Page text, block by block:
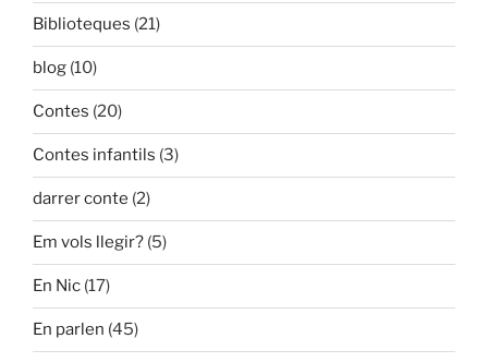
Biblioteques (21)
blog (10)
Contes (20)
Contes infantils (3)
darrer conte (2)
Em vols llegir? (5)
En Nic (17)
En parlen (45)